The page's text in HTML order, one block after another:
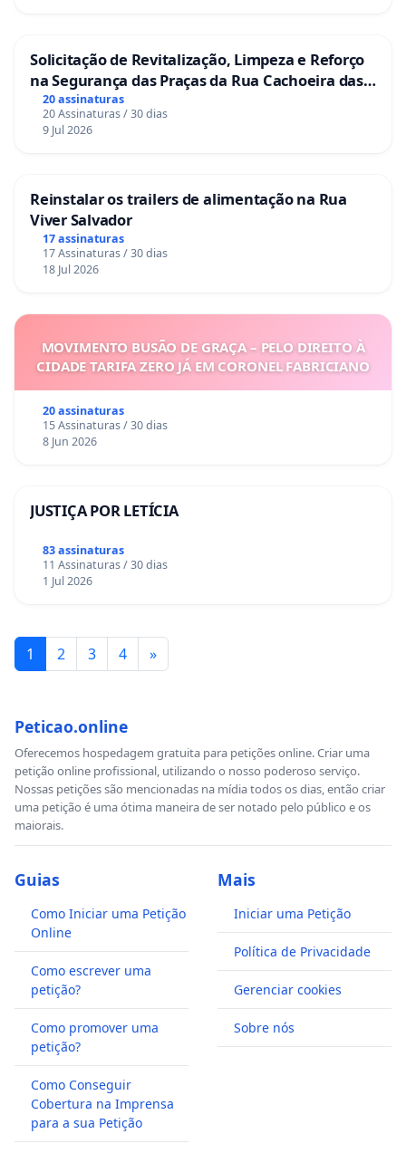
Solicitação de Revitalização, Limpeza e Reforço
na Segurança das Praças da Rua Cachoeira das
Sete Ilhas
20 assinaturas
20 Assinaturas / 30 dias
9 Jul 2026
Reinstalar os trailers de alimentação na Rua
Viver Salvador
17 assinaturas
17 Assinaturas / 30 dias
18 Jul 2026
MOVIMENTO BUSÃO DE GRAÇA – PELO DIREITO À
CIDADE TARIFA ZERO JÁ EM CORONEL FABRICIANO
20 assinaturas
15 Assinaturas / 30 dias
8 Jun 2026
JUSTIÇA POR LETÍCIA
83 assinaturas
11 Assinaturas / 30 dias
1 Jul 2026
1 2 3 4 »
Peticao.online
Oferecemos hospedagem gratuita para petições online. Criar uma
petição online profissional, utilizando o nosso poderoso serviço.
Nossas petições são mencionadas na mídia todos os dias, então criar
uma petição é uma ótima maneira de ser notado pelo público e os
maiorais.
Guias
Como Iniciar uma Petição
Online
Como escrever uma
petição?
Como promover uma
petição?
Como Conseguir
Cobertura na Imprensa
para a sua Petição
Mais
Iniciar uma Petição
Política de Privacidade
Gerenciar cookies
Sobre nós